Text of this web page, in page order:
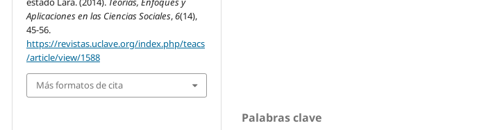
Aplicaciones en las Ciencias Sociales,6(14),
45-56.
https://revistas.uclave.org/index.php/teacs
/article/view/1588
Más formatos de cita
Palabras clave